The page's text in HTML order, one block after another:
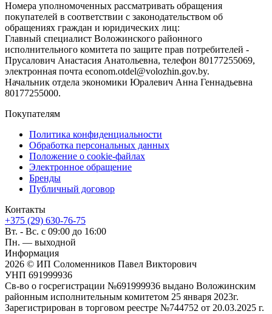
Номера уполномоченных рассматривать обращения
покупателей в соответствии с законодательством об
обращениях граждан и юридических лиц:
Главный специалист Воложинского районного
исполнительного комитета по защите прав потребителей -
Прусалович Анастасия Анатольевна, телефон 80177255069,
электронная почта econom.otdel@volozhin.gov.by.
Начальник отдела экономики Юралевич Анна Геннадьевна
80177255000.
Покупателям
Политика конфиденциальности
Обработка персональных данных
Положение о cookie-файлах
Электронное обращение
Бренды
Публичный договор
Контакты
+375 (29) 630-76-75
Вт. - Вс. с 09:00 до 16:00
Пн. — выходной
Информация
2026 © ИП Соломенников Павел Викторович
УНП 691999936
Св-во о госрегистрации №691999936 выдано Воложинским
районным исполнительным комитетом 25 января 2023г.
Зарегистрирован в торговом реестре №744752 от 20.03.2025 г.